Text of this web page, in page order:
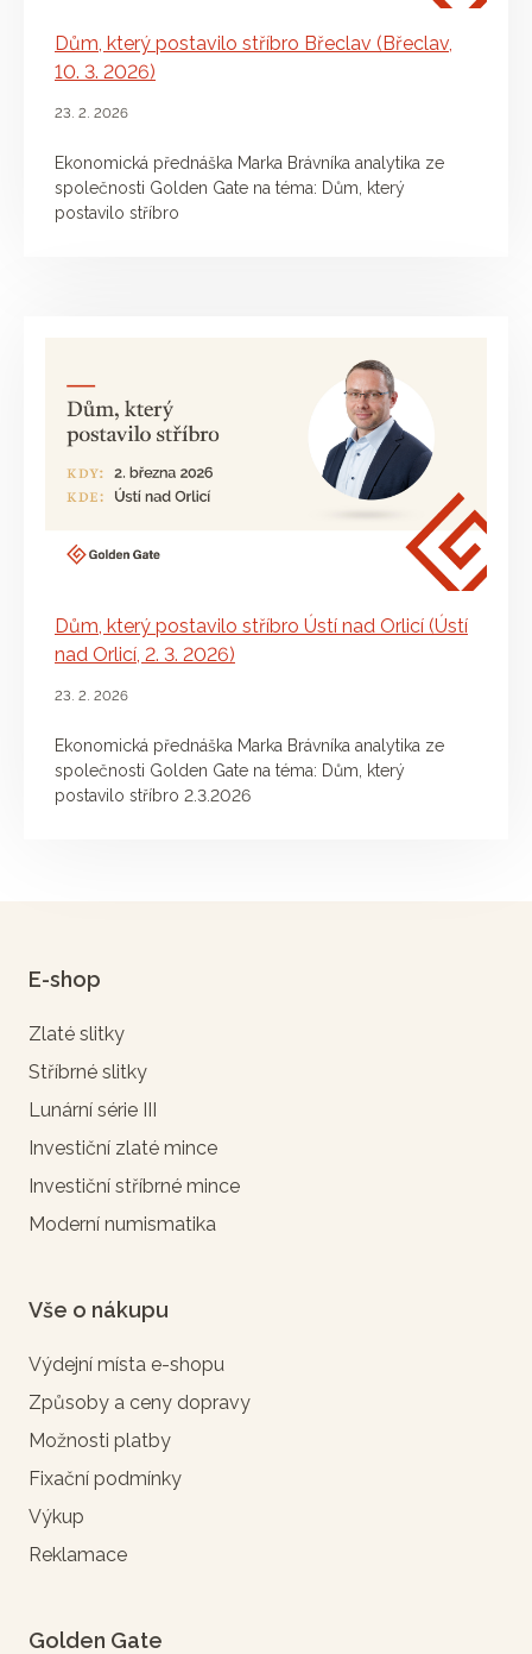
Dům, který postavilo stříbro Břeclav (Břeclav,
10. 3. 2026)
23. 2. 2026
Ekonomická přednáška Marka Brávníka analytika ze
společnosti Golden Gate na téma: Dům, který
postavilo stříbro
Dům, který postavilo stříbro Ústí nad Orlicí (Ústí
nad Orlicí, 2. 3. 2026)
23. 2. 2026
Ekonomická přednáška Marka Brávníka analytika ze
společnosti Golden Gate na téma: Dům, který
postavilo stříbro 2.3.2026
E-shop
Zlaté slitky
Stříbrné slitky
Lunární série III
Investiční zlaté mince
Investiční stříbrné mince
Moderní numismatika
Vše o nákupu
Výdejní místa e-shopu
Způsoby a ceny dopravy
Možnosti platby
Fixační podmínky
Výkup
Reklamace
Golden Gate